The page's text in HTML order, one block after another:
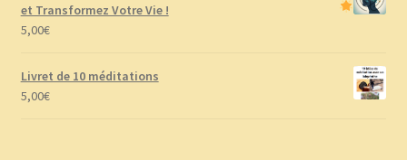
et Transformez Votre Vie !
5,00€
Livret de 10 méditations
5,00€